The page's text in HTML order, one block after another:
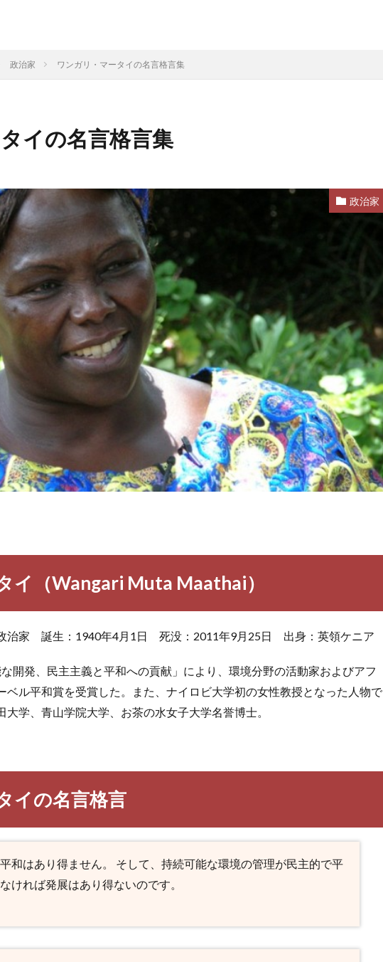
政治家 ワンガリ・マータイの名言格言集
イの名言格言集
政治家
イ（Wangari Muta Maathai）
治家 誕生：1940年4月1日 死没：2011年9月25日 出身：英領ケニア
開発、民主主義と平和への貢献」により、環境分野の活動家およびアフ
ベル平和賞を受賞した。また、ナイロビ大学初の女性教授となった人物で
学、青山学院大学、お茶の水女子大学名誉博士。
イの名言格言
和はあり得ません。 そして、持続可能な環境の管理が民主的で平
ければ発展はあり得ないのです。